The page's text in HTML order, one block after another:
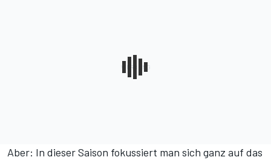
Aber: In dieser Saison fokussiert man sich ganz auf das